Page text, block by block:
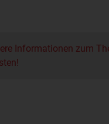
Informationen zum